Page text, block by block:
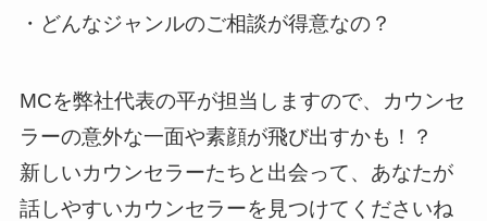
・どんなジャンルのご相談が得意なの？
MCを弊社代表の平が担当しますので、カウンセ
ラーの意外な一面や素顔が飛び出すかも！？
新しいカウンセラーたちと出会って、あなたが
話しやすいカウンセラーを見つけてくださいね